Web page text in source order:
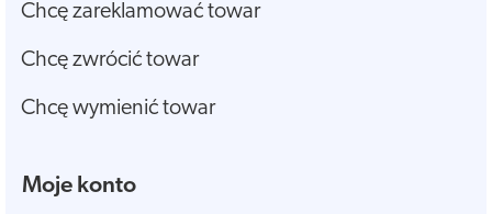
Chcę zareklamować towar
Chcę zwrócić towar
Chcę wymienić towar
Moje konto